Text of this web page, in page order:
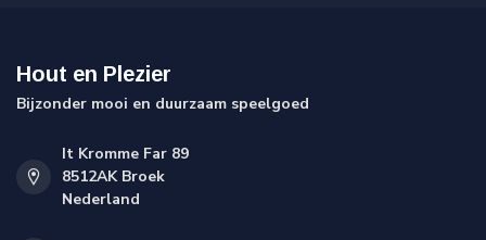
Hout en Plezier
Bijzonder mooi en duurzaam speelgoed
It Kromme Far 89
8512AK Broek
Nederland